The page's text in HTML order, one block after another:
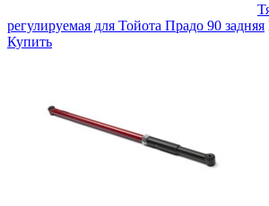
регулируемая для Тойота Прадо 90 задняя
Купить